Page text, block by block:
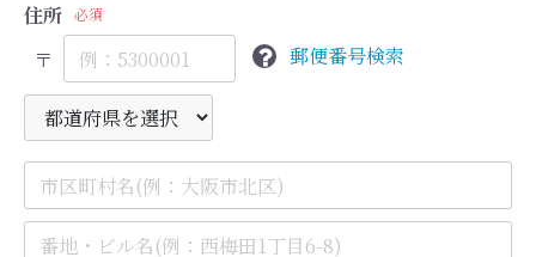
住所 必須
〒 郵便番号検索